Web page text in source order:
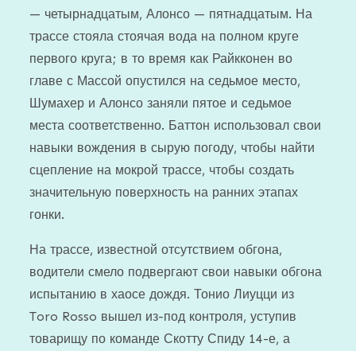
— четырнадцатым, Алонсо — пятнадцатым. На
трассе стояла стоячая вода на полном круге
первого круга; в то время как Райкконен во
главе с Массой опустился на седьмое место,
Шумахер и Алонсо заняли пятое и седьмое
места соответственно. Баттон использовал свои
навыки вождения в сырую погоду, чтобы найти
сцепление на мокрой трассе, чтобы создать
значительную поверхность на ранних этапах
гонки.
На трассе, известной отсутствием обгона,
водители смело подвергают свои навыки обгона
испытанию в хаосе дождя. Тонио Лиуцци из
Toro Rosso вышел из-под контроля, уступив
товарищу по команде Скотту Спиду 14-е, а